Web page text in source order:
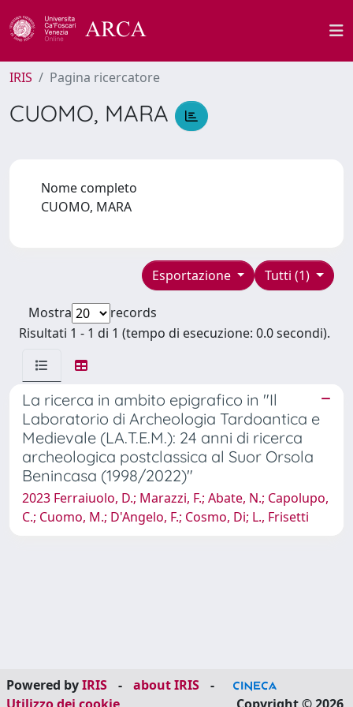
IRIS Pagina ricercatore
CUOMO, MARA
Nome completo
CUOMO, MARA
Tutti (1)
Esportazione
Mostra
records
Risultati 1 - 1 di 1 (tempo di esecuzione: 0.0 secondi).
La ricerca in ambito epigrafico in "Il
Laboratorio di Archeologia Tardoantica e
Medievale (LA.T.E.M.): 24 anni di ricerca
archeologica postclassica al Suor Orsola
Benincasa (1998/2022)"
2023 Ferraiuolo, D.; Marazzi, F.; Abate, N.; Capolupo,
C.; Cuomo, M.; D'Angelo, F.; Cosmo, Di; L., Frisetti
Powered byIRIS - about IRIS
-